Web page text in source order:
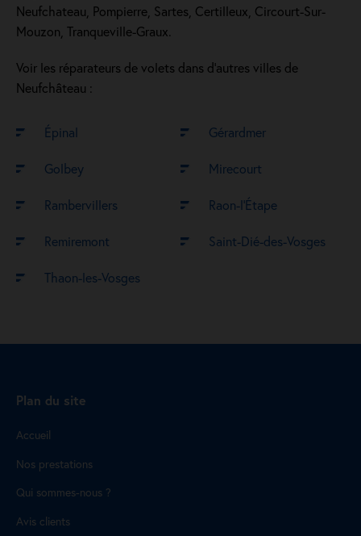
Neufchateau, Pompierre, Sartes, Certilleux, Circourt-Sur-
Mouzon, Tranqueville-Graux.
Voir les réparateurs de volets dans d’autres villes de
Neufchâteau :
Épinal Gérardmer
Golbey Mirecourt
Rambervillers Raon-l’Étape
Remiremont Saint-Dié-des-Vosges
Thaon-les-Vosges
Plan du site
Accueil
Nos prestations
Qui sommes-nous ?
Avis clients